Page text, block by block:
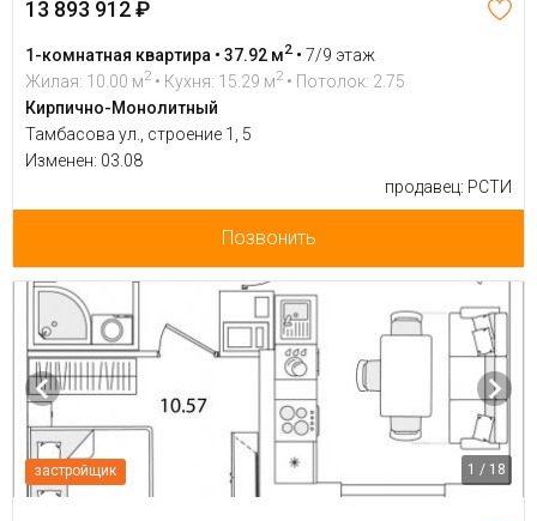
13 893 912 ₽
1-комнатная квартира • 37.92 м2 • 7/9 этаж
Жилая: 10.00 м2 • Кухня: 15.29 м2 • Потолок: 2.75
Кирпично-Монолитный
Тамбасова ул., строение 1, 5
Изменен: 03.08
продавец: РСТИ
Позвонить
застройщик 1 / 18